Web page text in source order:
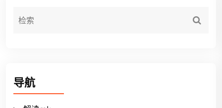
导航